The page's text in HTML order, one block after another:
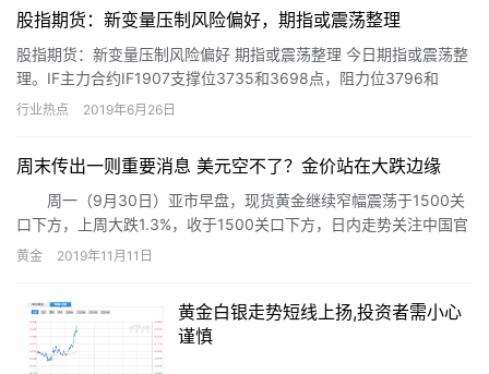
股指期货：新变量压制风险偏好，期指或震荡整理
股指期货：新变量压制风险偏好 期指或震荡整理 今日期指或震荡整
理。IF主力合约IF1907支撑位3735和3698点，阻力位3796和
3818点；IH主力合约IH1907支撑位28…
行业热点 2019年6月26日
周末传出一则重要消息 美元空不了？金价站在大跌边缘
周一（9月30日）亚市早盘，现货黄金继续窄幅震荡于1500关
口下方，上周大跌1.3%，收于1500关口下方，日内走势关注中国官
方制造业PMI数据。
黄金 2019年11月11日
黄金白银走势短线上扬,投资者需小心
谨慎